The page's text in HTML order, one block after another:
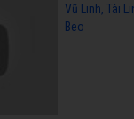
Vũ Linh, Tài
Beo